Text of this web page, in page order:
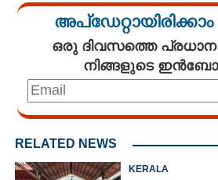
ഒരു ദിവസത്തെ
നിങ്ങളുടെ
RELATED NEWS
KERALA